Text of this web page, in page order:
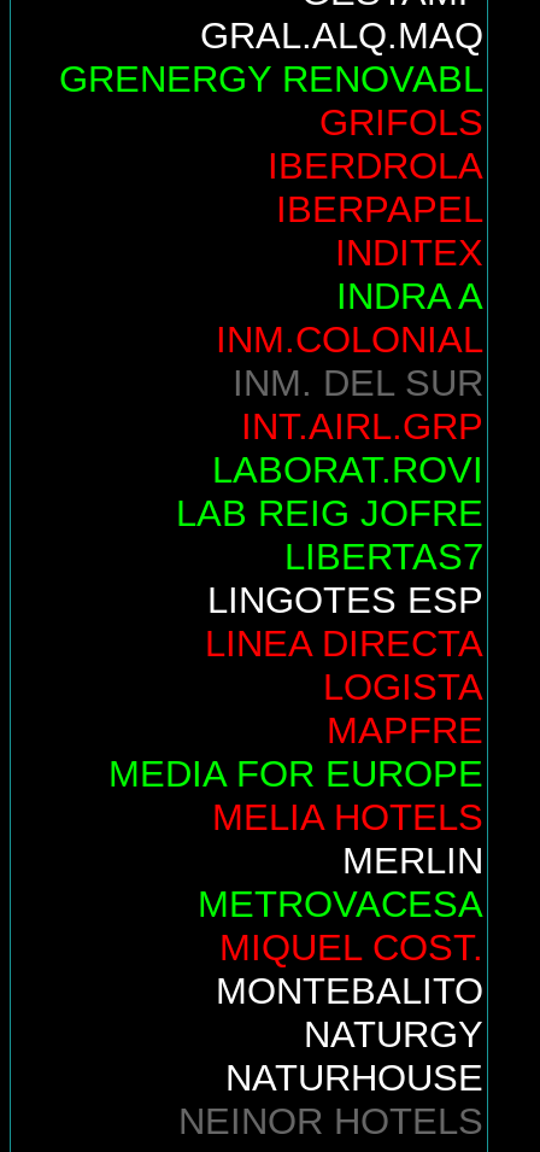
GRAL.ALQ.MAQ
GRENERGY RENOVABL
GRIFOLS
IBERDROLA
IBERPAPEL
INDITEX
INDRA A
INM.COLONIAL
INM. DEL SUR
INT.AIRL.GRP
LABORAT.ROVI
LAB REIG JOFRE
LIBERTAS7
LINGOTES ESP
LINEA DIRECTA
LOGISTA
MAPFRE
MEDIA FOR EUROPE
MELIA HOTELS
MERLIN
METROVACESA
MIQUEL COST.
MONTEBALITO
NATURGY
NATURHOUSE
NEINOR HOTELS